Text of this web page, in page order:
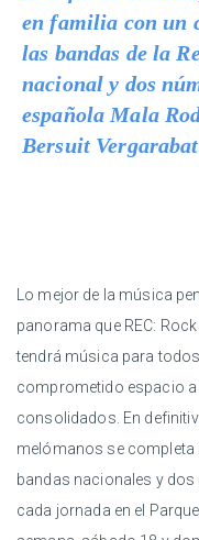
en familia con un
las bandas de la
nacional y dos
española Mala
Bersuit
Lo mejor de la música
panorama que REC:
tendrá música para
comprometido espacio
consolidados. En
melómanos se
bandas nacionales y
cada jornada en el